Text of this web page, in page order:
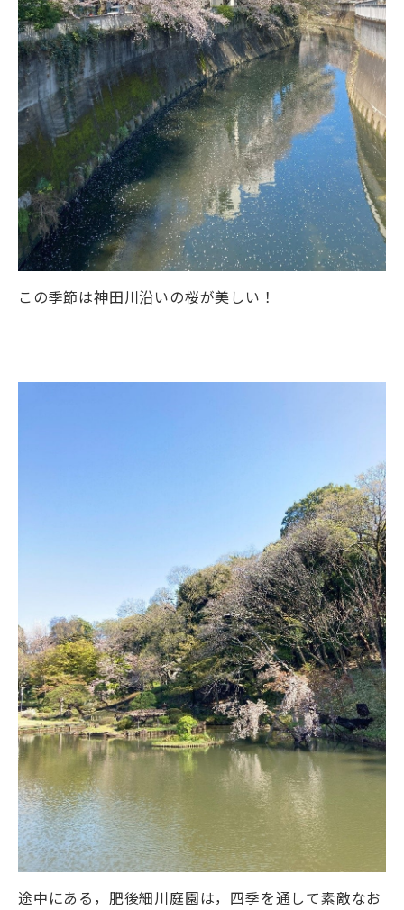
この季節は神田川沿いの桜が美しい！
途中にある，肥後細川庭園は，四季を通して素敵なお